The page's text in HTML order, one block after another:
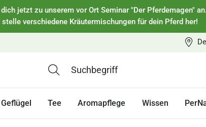
jetzt zu unserem vor Ort Seminar "Der Pferdemagen"
stelle verschiedene Kräutermischungen für dein Pferd her!
Geflügel Tee Aromapflege Wissen